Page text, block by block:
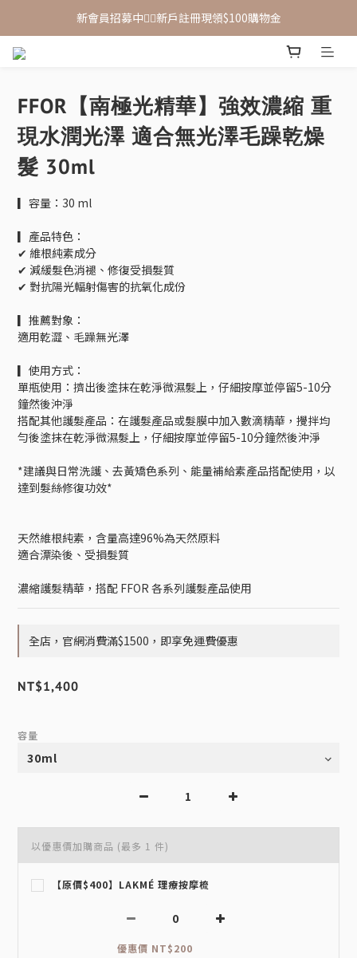
新會員招募中🙋‍♂️新戶註冊現領$100購物金
新會員招募中🙋‍♂️新戶註冊現領$100購物金
FFOR【南極光精華】強效濃縮 重
現水潤光澤 適合無光澤毛躁乾燥
髮 30ml
▎容量：30 ml
▎產品特色：
✔ 維根純素成分
✔ 減緩髮色消褪、修復受損髮質
✔ 對抗陽光輻射傷害的抗氧化成份
▎推薦對象：
適用乾澀、毛躁無光澤
▎使用方式：
單瓶使用：擠出後塗抹在乾淨微濕髮上，仔細按摩並停留5-10分
鐘然後沖淨
搭配其他護髮產品：在護髮產品或髮膜中加入數滴精華，攪拌均
勻後塗抹在乾淨微濕髮上，仔細按摩並停留5-10分鐘然後沖淨
*建議與日常洗護、去黃矯色系列、能量補給素產品搭配使用，以
達到髮絲修復功效*
天然維根純素，含量高達96%為天然原料
適合漂染後、受損髮質
濃縮護髮精華，搭配 FFOR 各系列護髮產品使用
全店，官網消費滿$1500，即享免運費優惠
NT$1,400
容量
以優惠價加購商品 (最多 1 件)
【原價$400】LAKMÉ 理療按摩梳
優惠價 NT$200